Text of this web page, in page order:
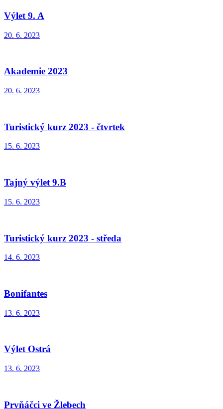
Výlet 9. A
20. 6. 2023
Akademie 2023
20. 6. 2023
Turistický kurz 2023 - čtvrtek
15. 6. 2023
Tajný výlet 9.B
15. 6. 2023
Turistický kurz 2023 - středa
14. 6. 2023
Bonifantes
13. 6. 2023
Výlet Ostrá
13. 6. 2023
Prvňáčci ve Žlebech